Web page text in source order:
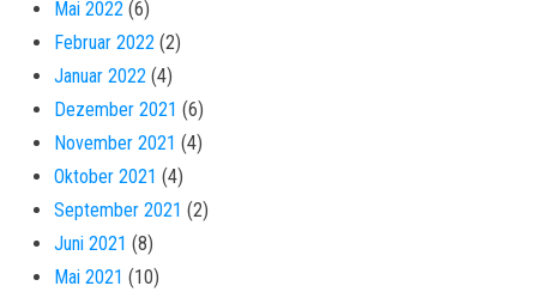
Mai 2022 (6)
Februar 2022 (2)
Januar 2022 (4)
Dezember 2021 (6)
November 2021 (4)
Oktober 2021 (4)
September 2021 (2)
Juni 2021 (8)
Mai 2021 (10)